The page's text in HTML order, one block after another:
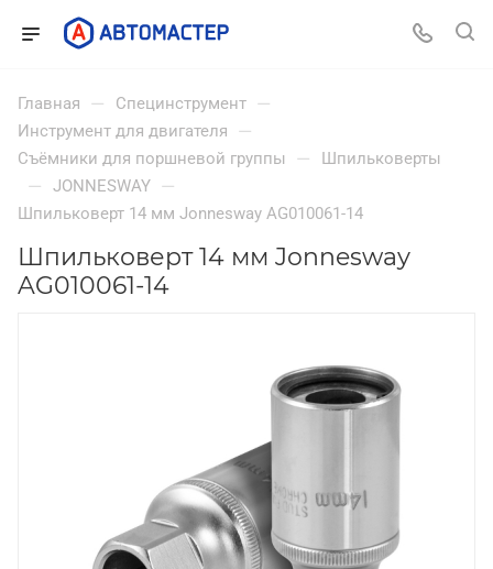
Главная — Специнструмент —
Инструмент для двигателя —
Съёмники для поршневой группы — Шпильковерты
— JONNESWAY —
Шпильковерт 14 мм Jonnesway AG010061-14
Шпильковерт 14 мм Jonnesway
AG010061-14